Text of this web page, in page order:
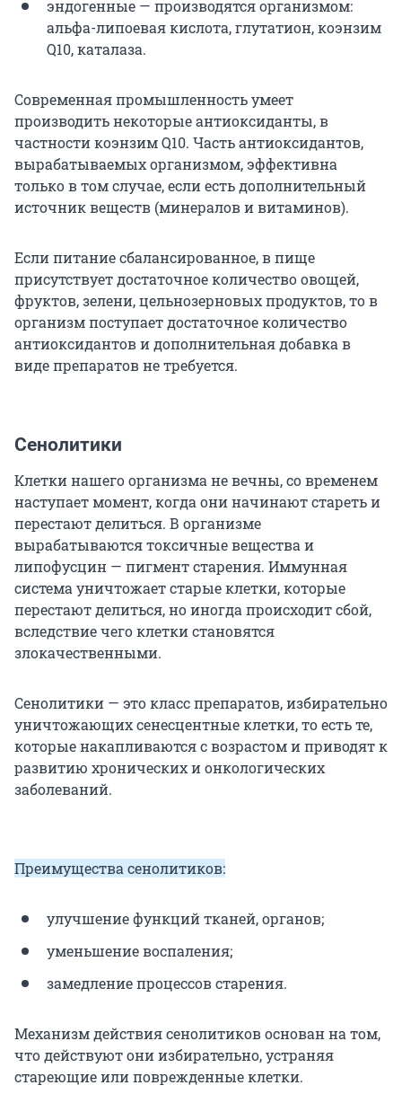
эндогенные — производятся организмом:
альфа-липоевая кислота, глутатион, коэнзим
Q10, каталаза.
Современная промышленность умеет
производить некоторые антиоксиданты, в
частности коэнзим Q10. Часть антиоксидантов,
вырабатываемых организмом, эффективна
только в том случае, если есть дополнительный
источник веществ (минералов и витаминов).
Если питание сбалансированное, в пище
присутствует достаточное количество овощей,
фруктов, зелени, цельнозерновых продуктов, то в
организм поступает достаточное количество
антиоксидантов и дополнительная добавка в
виде препаратов не требуется.
Сенолитики
Клетки нашего организма не вечны, со временем
наступает момент, когда они начинают стареть и
перестают делиться. В организме
вырабатываются токсичные вещества и
липофусцин — пигмент старения. Иммунная
система уничтожает старые клетки, которые
перестают делиться, но иногда происходит сбой,
вследствие чего клетки становятся
злокачественными.
Сенолитики — это класс препаратов, избирательно
уничтожающих сенесцентные клетки, то есть те,
которые накапливаются с возрастом и приводят к
развитию хронических и онкологических
заболеваний.
Преимущества сенолитиков:
улучшение функций тканей, органов;
уменьшение воспаления;
замедление процессов старения.
Механизм действия сенолитиков основан на том,
что действуют они избирательно, устраняя
стареющие или поврежденные клетки.